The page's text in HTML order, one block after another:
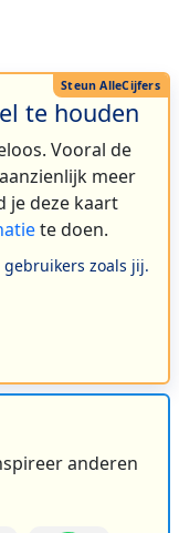
te houden
Vooral de
meer
je deze kaart
te doen.
zoals jij.
anderen